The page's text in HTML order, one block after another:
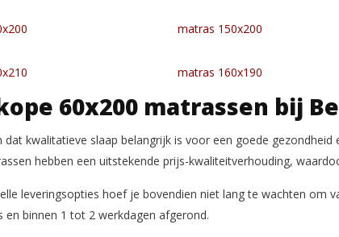
matras 150x200
matras 160x190
60x200 matrassen bij
dat kwalitatieve slaap belangrijk is voor een goede
hebben een uitstekende prijs-kwaliteitverhouding,
leveringsopties hoef je bovendien niet lang te wachten om
en binnen 1 tot 2 werkdagen afgerond.